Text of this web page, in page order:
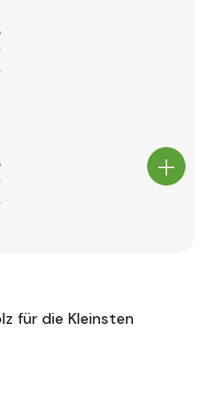
für die Kleinsten